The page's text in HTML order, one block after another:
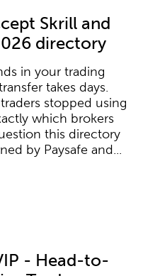
Skrill and
directory
in your trading
takes days.
stopped using
which brokers
this directory
by Paysafe and...
- Head-to-